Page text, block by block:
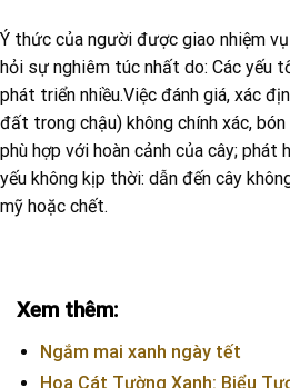
Ý thức của người được giao nhiệm
hỏi sự nghiêm túc nhất do: Các yếu
phát triển nhiều.Việc đánh giá, xác
đất trong chậu) không chính xác,
phù hợp với hoàn cảnh của cây; phát
yếu không kịp thời: dẫn đến cây
mỹ hoặc chết.
Xem thêm:
Ngắm mai xanh ngày tết
Hoa Cát Tường Xanh: Biểu